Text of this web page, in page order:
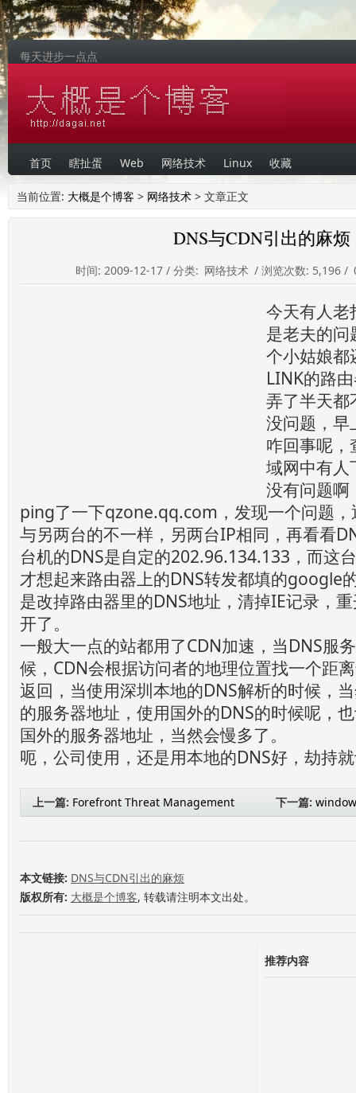
每天进步一点点
首页 瞎扯蛋 Web 网络技术 Linux 收藏
当前位置: 大概是个博客 > 网络技术 > 文章正文
DNS与CDN引出的麻烦
时间: 2009-12-17 / 分类: 网络技术 / 浏览次数: 5,196 /
今天有人老
是老夫的
个小姑娘都
LINK的路
弄了半天都
没问题，早
咋回事呢
域网中有人
没有问题啊
ping了一下qzone.qq.com，发现一个问题，
与另两台的不一样，另两台IP相同，再看看
台机的DNS是自定的202.96.134.133，而这
才想起来路由器上的DNS转发都填的google
是改掉路由器里的DNS地址，清掉IE记录，
开了。
一般大一点的站都用了CDN加速，当DNS服
候，CDN会根据访问者的地理位置找一个距
返回，当使用深圳本地的DNS解析的时候，
的服务器地址，使用国外的DNS的时候呢，
国外的服务器地址，当然会慢多了。
呃，公司使用，还是用本地的DNS好，劫持
上一篇: Forefront Threat Management
下一篇:
本文链接: DNS与CDN引出的麻烦
版权所有: 大概是个博客, 转载请注明本文出处。
推荐内容